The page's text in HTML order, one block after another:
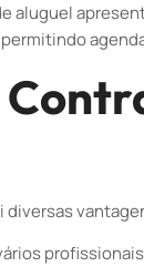
aluguel
diversas